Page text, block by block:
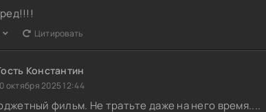
Цитировать
Константин
октября 2025 12:44
фильм. Не тратьте даже на него время....